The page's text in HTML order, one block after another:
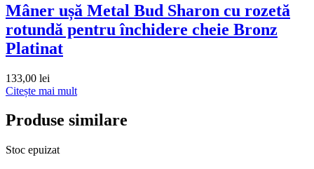
Mâner ușă Metal Bud Sharon cu rozetă
rotundă pentru închidere cheie Bronz
Platinat
133,00 lei
Citește mai mult
Produse similare
Stoc epuizat